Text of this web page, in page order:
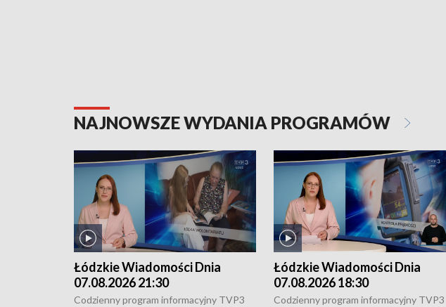
NAJNOWSZE WYDANIA PROGRAMÓW
Łódzkie Wiadomości Dnia
07.08.2026 21:30
Codzienny program informacyjny TVP3
Łódzkie Wiadomości Dnia
07.08.2026 18:30
Codzienny program informacyjny TVP3